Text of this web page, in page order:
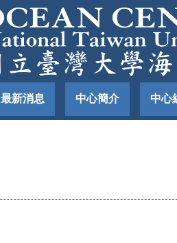
最新消息 中心簡介 中心